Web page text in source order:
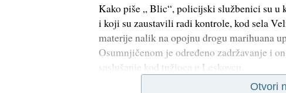
Kako piše „ Blic“, policijski službenici su
i koji su zaustavili radi kontrole, kod sela
materije nalik na opojnu drogu marihuana
Osumnjičenom je određeno zadržavanje i
saslušanje kod tužioca u Leskovcu.
Otvori